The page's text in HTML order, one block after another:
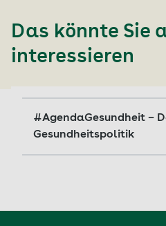
Das könnte Sie
interessieren
#AgendaGesundheit –
Gesundheitspolitik
Mehr erfahren